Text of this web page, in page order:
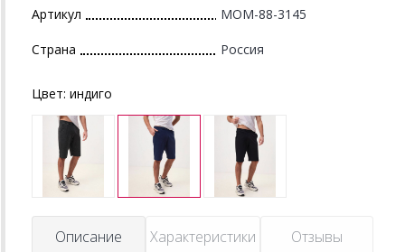
Артикул MOM-88-3145
Страна Россия
Цвет: индиго
Описание Характеристики Отзывы